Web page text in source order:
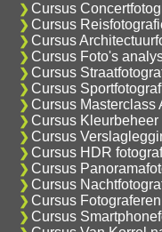
Cursus
Cursus
Cursus
Cursus Foto's
Cursus
Cursus
Cursus Masterclass
Cursus Kleurbeheer
Cursus
Cursus HDR
Cursus
Cursus
Cursus
Cursus